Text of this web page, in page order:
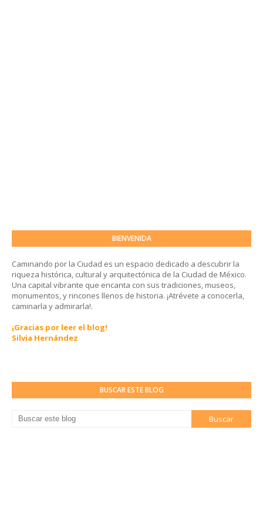
BIENVENIDA
Caminando por la Ciudad es un espacio dedicado a descubrir la
riqueza histórica, cultural y arquitectónica de la Ciudad de México.
Una capital vibrante que encanta con sus tradiciones, museos,
monumentos, y rincones llenos de historia. ¡Atrévete a conocerla,
caminarla y admirarla!.
¡Gracias por leer el blog!
Silvia Hernández
BUSCAR ESTE BLOG